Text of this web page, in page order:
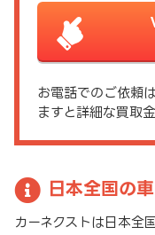
お電話でのご依頼
ますと詳細な買取
日本全国の
カーネクストは日本全